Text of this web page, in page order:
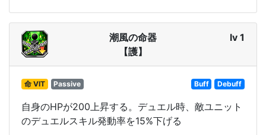
潮風の命器
【護】
lv 1
命 VIT Passive Buff Debuff
自身のHPが200上昇する。デュエル時、敵ユニット
のデュエルスキル発動率を15%下げる